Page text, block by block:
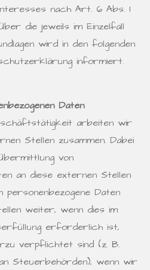
nach Art. 6 Abs. 1
die jeweils im Einzelfall
wird in den folgenden
informiert.
Daten
arbeiten wir
Stellen zusammen. Dabei
von
an diese externen Stellen
Daten
weiter, wenn dies im
erforderlich ist,
verpflichtet sind (z. B.
Steuerbehörden), wenn wir